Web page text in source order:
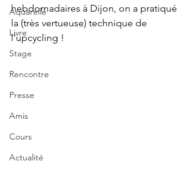
Aquarelle
Livre
Stage
Rencontre
Presse
Amis
Cours
Actualité
hebdomadaires à Dijon, on a pratiqué
la (très vertueuse) technique de
l'upcycling !